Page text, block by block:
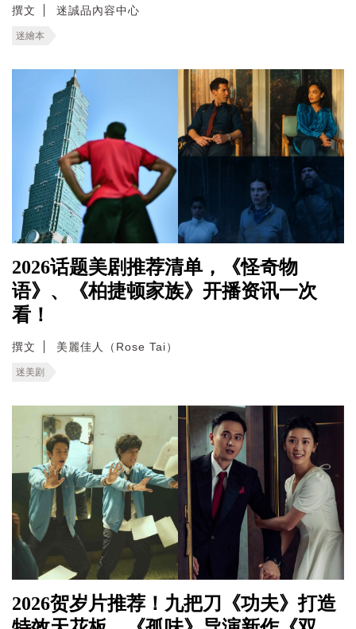
撰文 迷誠品內容中心
迷繪本
2026话题美剧推荐清单，《怪奇物
语》、《柏捷顿家族》开播资讯一次
看！
撰文 美麗佳人（Rose Tai）
迷美剧
2026贺岁片推荐！九把刀《功夫》打造